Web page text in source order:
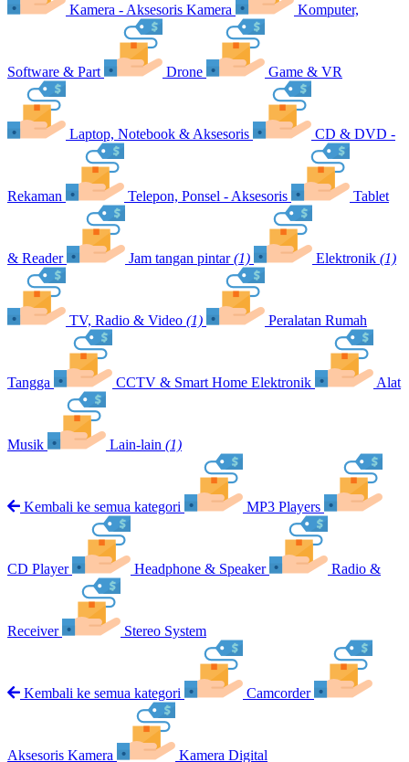
Kamera - Aksesoris Kamera Komputer,
Software & Part Drone Game & VR
Laptop, Notebook & Aksesoris CD & DVD -
Rekaman Telepon, Ponsel - Aksesoris Tablet
& Reader Jam tangan pintar (1) Elektronik (1)
TV, Radio & Video (1) Peralatan Rumah
Tangga CCTV & Smart Home Elektronik Alat
Musik Lain-lain (1)
Kembali ke semua kategori MP3 Players
CD Player Headphone & Speaker Radio &
Receiver Stereo System
Kembali ke semua kategori Camcorder
Aksesoris Kamera Kamera Digital